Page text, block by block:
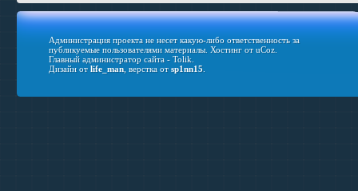
Администрация проекта не несет какую-либо ответственность за
публикуемые пользователями материалы. Хостинг отuCoz.
Главный администратор сайта - Tolik.
Дизайн отlife_man, верстка отsp1nn15.